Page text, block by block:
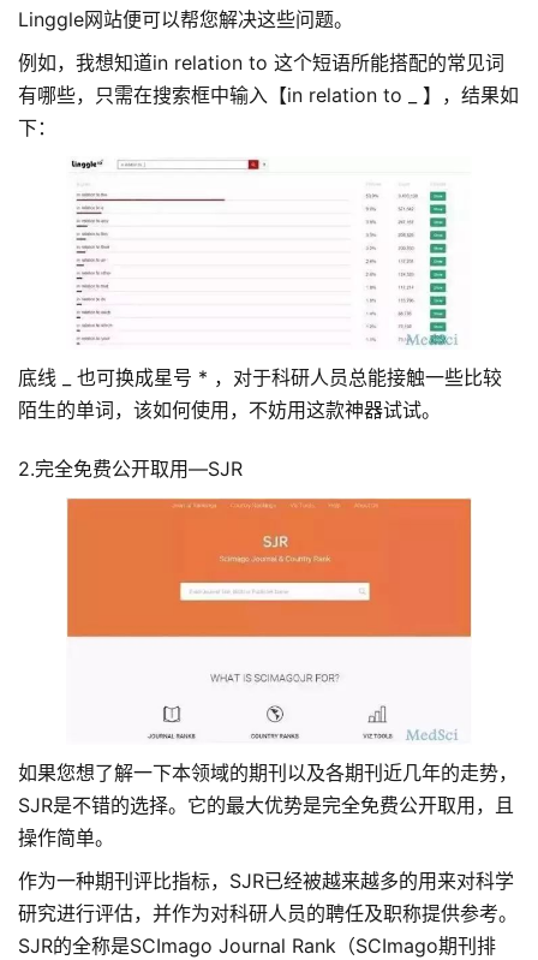
Linggle网站便可以帮您解决这些问题。
例如，我想知道in relation to 这个短语所能搭配的常见词
有哪些，只需在搜索框中输入【in relation to _ 】，结果如
下：
底线 _ 也可换成星号 * ，对于科研人员总能接触一些比较
陌生的单词，该如何使用，不妨用这款神器试试。
2.完全免费公开取用—SJR
如果您想了解一下本领域的期刊以及各期刊近几年的走势，
SJR是不错的选择。它的最大优势是完全免费公开取用，且
操作简单。
作为一种期刊评比指标，SJR已经被越来越多的用来对科学
研究进行评估，并作为对科研人员的聘任及职称提供参考。
SJR的全称是SCImago Journal Rank（SCImago期刊排